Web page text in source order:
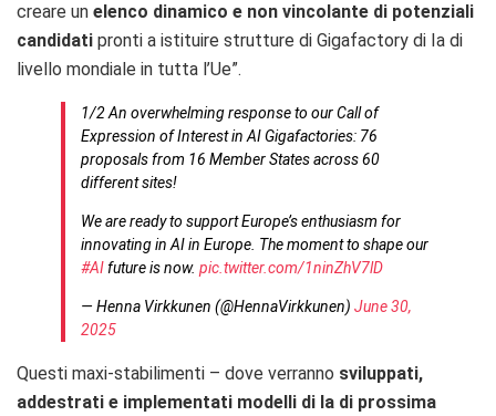
creare un elenco dinamico e non vincolante di potenziali
candidati pronti a istituire strutture di Gigafactory di Ia di
livello mondiale in tutta l’Ue”.
1/2 An overwhelming response to our Call of
Expression of Interest in AI Gigafactories: 76
proposals from 16 Member States across 60
different sites!
We are ready to support Europe’s enthusiasm for
innovating in AI in Europe. The moment to shape our
#AIfuture is now. pic.twitter.com/1ninZhV7lD
— Henna Virkkunen (@HennaVirkkunen) June 30,
2025
Questi maxi-stabilimenti – dove verranno sviluppati,
addestrati e implementati modelli di Ia di prossima